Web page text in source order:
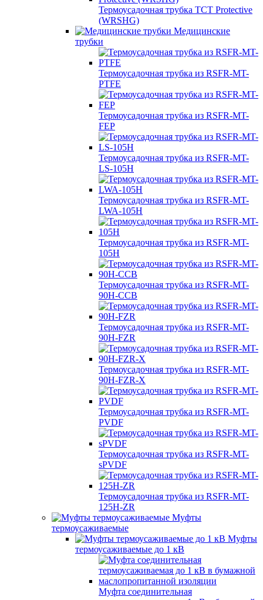
Термоусадочная трубка TCT Protective
(WRSHG)
Медицинские
трубки
Термоусадочная трубка из RSFR-MT-
PTFE
Термоусадочная трубка из RSFR-MT-
FEP
Термоусадочная трубка из RSFR-MT-
LS-105H
Термоусадочная трубка из RSFR-MT-
LWA-105H
Термоусадочная трубка из RSFR-MT-
105H
Термоусадочная трубка из RSFR-MT-
90H-CCB
Термоусадочная трубка из RSFR-MT-
90H-FZR
Термоусадочная трубка из RSFR-MT-
90H-FZR-X
Термоусадочная трубка из RSFR-MT-
PVDF
Термоусадочная трубка из RSFR-MT-
sPVDF
Термоусадочная трубка из RSFR-MT-
125H-ZR
Муфты
термоусаживаемые
Муфты
термоусаживаемые до 1 кВ
Муфта соединительная